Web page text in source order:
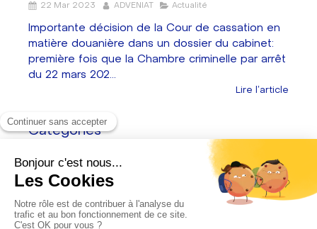
22 Mar 2023 ADVENIAT Actualité
Importante décision de la Cour de cassation en
matière douanière dans un dossier du cabinet:
première fois que la Chambre criminelle par arrêt
du 22 mars 202...
Lire l'article
Catégories
Conférence douane
Article (6)